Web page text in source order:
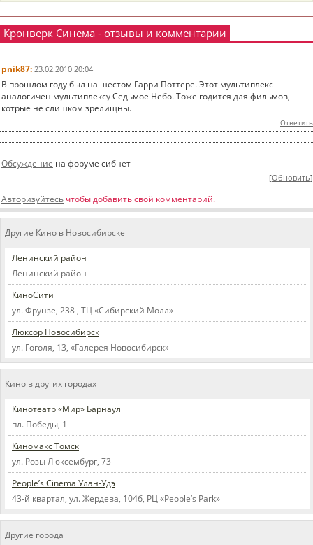
Кронверк Синема - отзывы и комментарии
pnik87: 23.02.2010 20:04
В прошлом году был на шестом Гарри Поттере. Этот мультиплекс
аналогичен мультиплексу Седьмое Небо. Тоже годится для фильмов,
котрые не слишком зрелищны.
Ответить
Обсуждение на форуме сибнет
[Обновить]
Авторизуйтесь чтобы добавить свой комментарий.
Другие Кино в Новосибирске
Ленинский район
Ленинский район
КиноСити
ул. Фрунзе, 238 , ТЦ «Сибирский Молл»
Люксор Новосибирск
ул. Гоголя, 13, «Галерея Новосибирск»
Кино в других городах
Кинотеатр «Мир» Барнаул
пл. Победы, 1
Киномакс Томск
ул. Розы Люксембург, 73
People’s Cinema Улан-Удэ
43-й квартал, ул. Жердева, 104б, РЦ «People’s Park»
Другие города